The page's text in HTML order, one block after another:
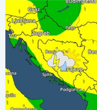
Svježije, ne i svuda.